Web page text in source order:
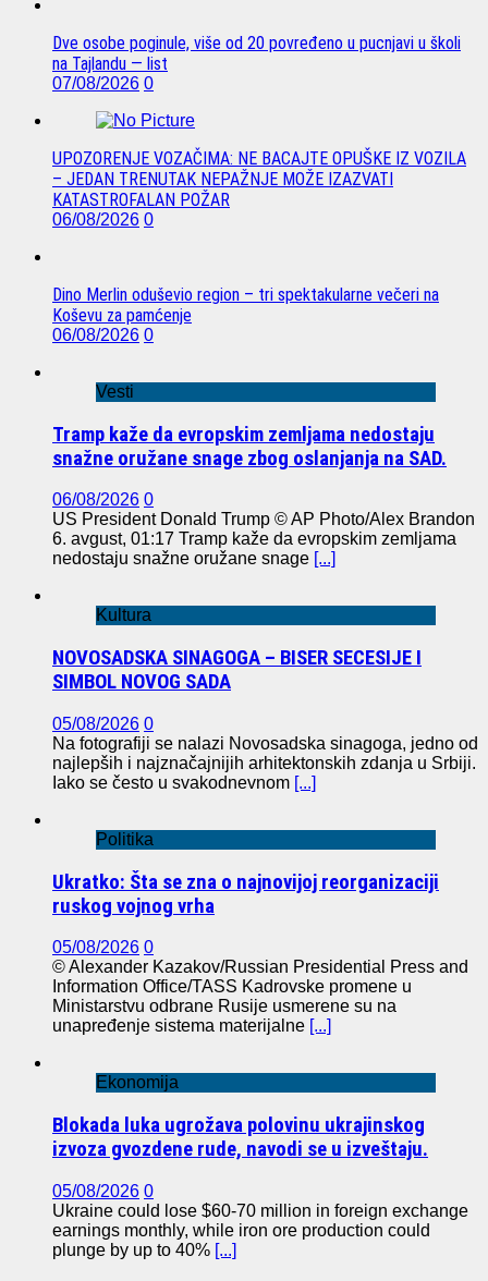
Dve osobe poginule, više od 20 povređeno u pucnjavi u školi
na Tajlandu — list
07/08/2026 0
UPOZORENJE VOZAČIMA: NE BACAJTE OPUŠKE IZ VOZILA
– JEDAN TRENUTAK NEPAŽNJE MOŽE IZAZVATI
KATASTROFALAN POŽAR
06/08/2026 0
Dino Merlin oduševio region – tri spektakularne večeri na
Koševu za pamćenje
06/08/2026 0
Vesti
Tramp kaže da evropskim zemljama nedostaju
snažne oružane snage zbog oslanjanja na SAD.
06/08/2026 0
US President Donald Trump © AP Photo/Alex Brandon
6. avgust, 01:17 Tramp kaže da evropskim zemljama
nedostaju snažne oružane snage [...]
Kultura
NOVOSADSKA SINAGOGA – BISER SECESIJE I
SIMBOL NOVOG SADA
05/08/2026 0
Na fotografiji se nalazi Novosadska sinagoga, jedno od
najlepših i najznačajnijih arhitektonskih zdanja u Srbiji.
Iako se često u svakodnevnom [...]
Politika
Ukratko: Šta se zna o najnovijoj reorganizaciji
ruskog vojnog vrha
05/08/2026 0
© Alexander Kazakov/Russian Presidential Press and
Information Office/TASS Kadrovske promene u
Ministarstvu odbrane Rusije usmerene su na
unapređenje sistema materijalne [...]
Ekonomija
Blokada luka ugrožava polovinu ukrajinskog
izvoza gvozdene rude, navodi se u izveštaju.
05/08/2026 0
Ukraine could lose $60-70 million in foreign exchange
earnings monthly, while iron ore production could
plunge by up to 40% [...]